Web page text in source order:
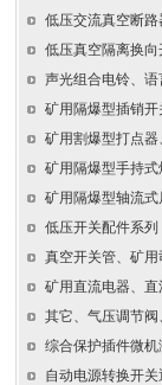
低压交流真空断路
低压真空隔离换向
声光组合电铃、语
矿用隔爆型插销开
矿用割爆型打点器
矿用隔爆型手持式
矿用隔爆型轴流式
低压开关配件系列
真空开关管、矿
矿用直流电器、直
其它、气压调节阀
综合保护插件微机
自动电源转换开关